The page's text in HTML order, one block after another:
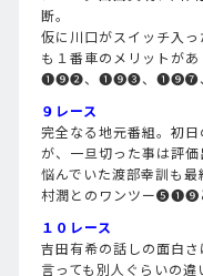
断。
仮に川口がスイッチ入
も１番車のメリットが
❶❾❷、❶❾❸、❶❾❼
９レース
完全なる地元番組。初
が、一旦切った事は評価
悩んでいた渡部幸訓も
村潤とのワンツー
１０レース
吉田有希の話しの面白
言っても別人ぐらいの違